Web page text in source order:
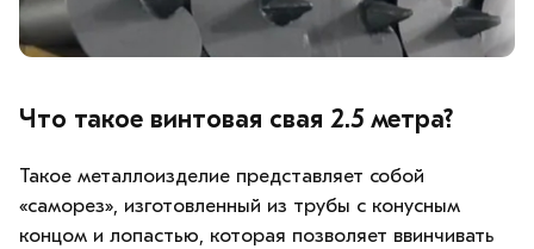
Что такое винтовая свая 2.5 метра?
Такое металлоизделие представляет собой
«саморез», изготовленный из трубы с конусным
концом и лопастью, которая позволяет ввинчивать